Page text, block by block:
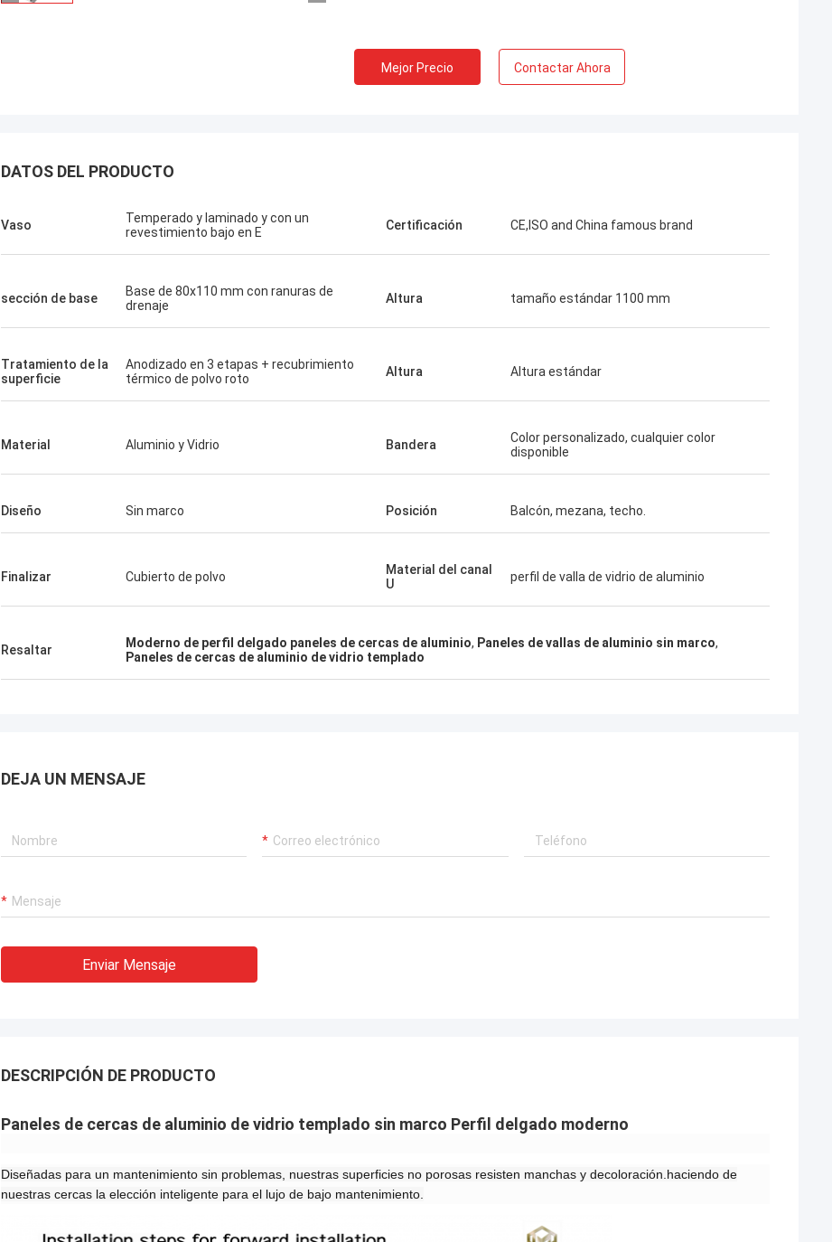
Mejor Precio Contactar Ahora
DATOS DEL PRODUCTO
Vaso
Temperado y laminado y con un
revestimiento bajo en E
Certificación CE,ISO and China famous brand
sección de base
Base de 80x110 mm con ranuras de
drenaje
Altura tamaño estándar 1100 mm
Tratamiento de la
superficie
Anodizado en 3 etapas + recubrimiento
térmico de polvo roto
Altura Altura estándar
Material Aluminio y Vidrio Bandera
Color personalizado, cualquier color
disponible
Diseño Sin marco Posición Balcón, mezana, techo.
Finalizar Cubierto de polvo
Material del canal
U
perfil de valla de vidrio de aluminio
Resaltar Moderno de perfil delgado paneles de cercas de aluminio, Paneles de vallas de aluminio sin marco,
Paneles de cercas de aluminio de vidrio templado
DEJA UN MENSAJE
Enviar Mensaje
DESCRIPCIÓN DE PRODUCTO
Paneles de cercas de aluminio de vidrio templado sin marco Perfil delgado moderno
Diseñadas para un mantenimiento sin problemas, nuestras superficies no porosas resisten manchas y decoloración.haciendo de
nuestras cercas la elección inteligente para el lujo de bajo mantenimiento.